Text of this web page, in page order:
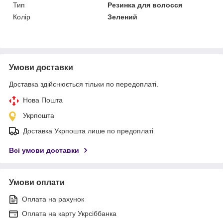
Тип
Резинка для волосся
Колір
Зелений
Умови доставки
Доставка здійснюється тільки по передоплаті.
Нова Пошта
Укрпошта
Доставка Укрпошта лише по предоплаті
Всі умови доставки
Умови оплати
Оплата на рахунок
Оплата на карту Укрсіббанка